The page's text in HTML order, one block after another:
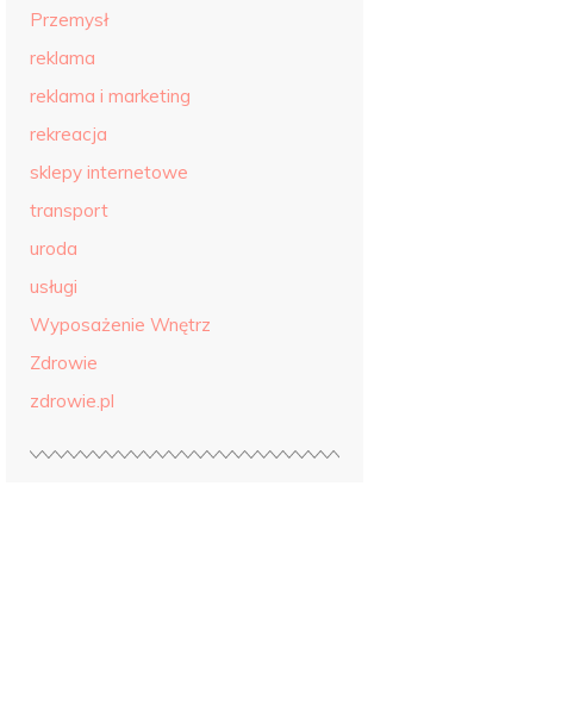
Przemysł
reklama
reklama i marketing
rekreacja
sklepy internetowe
transport
uroda
usługi
Wyposażenie Wnętrz
Zdrowie
zdrowie.pl